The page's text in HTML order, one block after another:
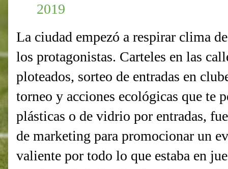
2019
La ciudad empezó a respirar clima
los protagonistas. Carteles en las
ploteados, sorteo de entradas en
torneo y acciones ecológicas que te
plásticas o de vidrio por entradas,
de marketing para promocionar un
valiente por todo lo que estaba en